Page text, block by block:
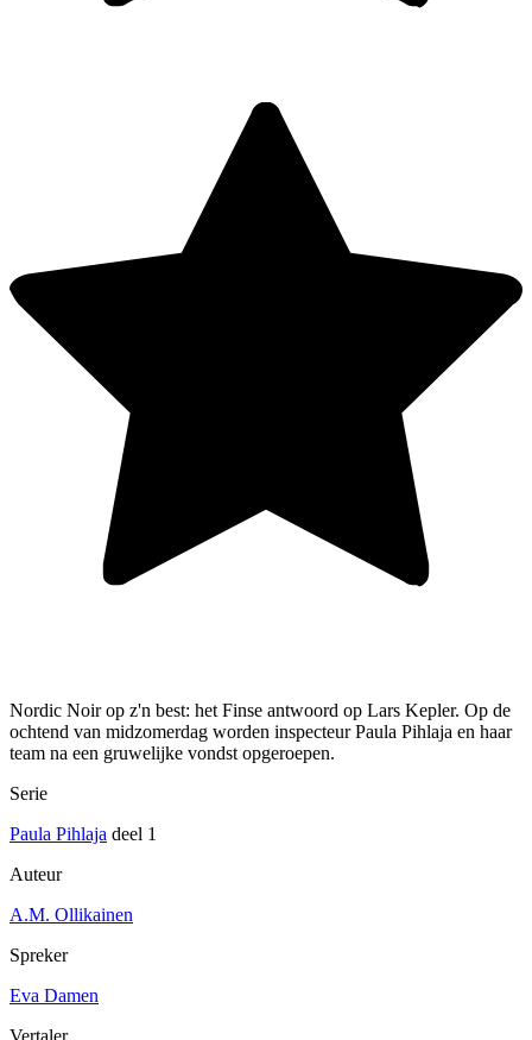
Nordic Noir op z'n best: het Finse antwoord op Lars Kepler. Op de
ochtend van midzomerdag worden inspecteur Paula Pihlaja en haar
team na een gruwelijke vondst opgeroepen.
Serie
Paula Pihlaja deel 1
Auteur
A.M. Ollikainen
Spreker
Eva Damen
Vertaler